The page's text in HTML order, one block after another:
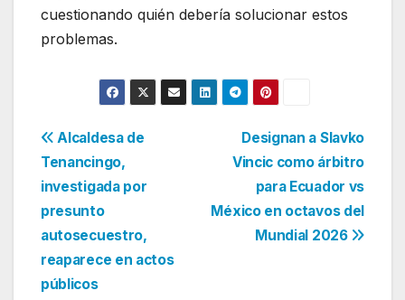
cuestionando quién debería solucionar estos
problemas.
Navegación
de
entradas
Designan a Slavko
Vincic como árbitro
para Ecuador vs
México en octavos del
Mundial 2026
Alcaldesa de
Tenancingo,
investigada por
presunto
autosecuestro,
reaparece en actos
públicos